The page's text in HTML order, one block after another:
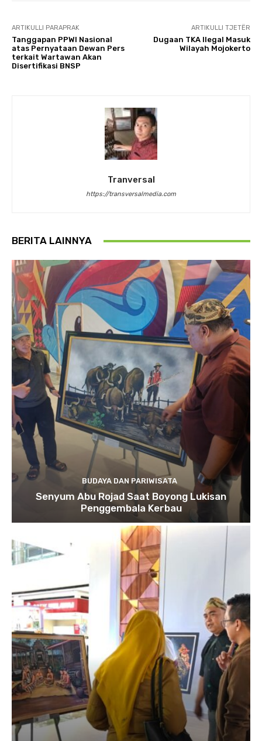
ARTIKULLI PARAPRAK
Tanggapan PPWI Nasional
atas Pernyataan Dewan Pers
terkait Wartawan Akan
Disertifikasi BNSP
ARTIKULLI TJETËR
Dugaan TKA Ilegal Masuk
Wilayah Mojokerto
Tranversal
https://transversalmedia.com
BERITA LAINNYA
BUDAYA DAN PARIWISATA
Senyum Abu Rojad Saat Boyong Lukisan
Penggembala Kerbau